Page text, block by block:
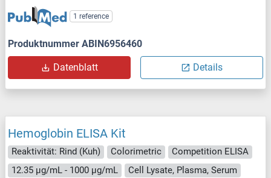
1 reference
Produktnummer ABIN6956460
Datenblatt Details
Hemoglobin ELISA Kit
Reaktivität: Rind (Kuh) Colorimetric
Competition ELISA
12.35 μg/mL - 1000 μg/mL
Cell Lysate, Plasma, Serum